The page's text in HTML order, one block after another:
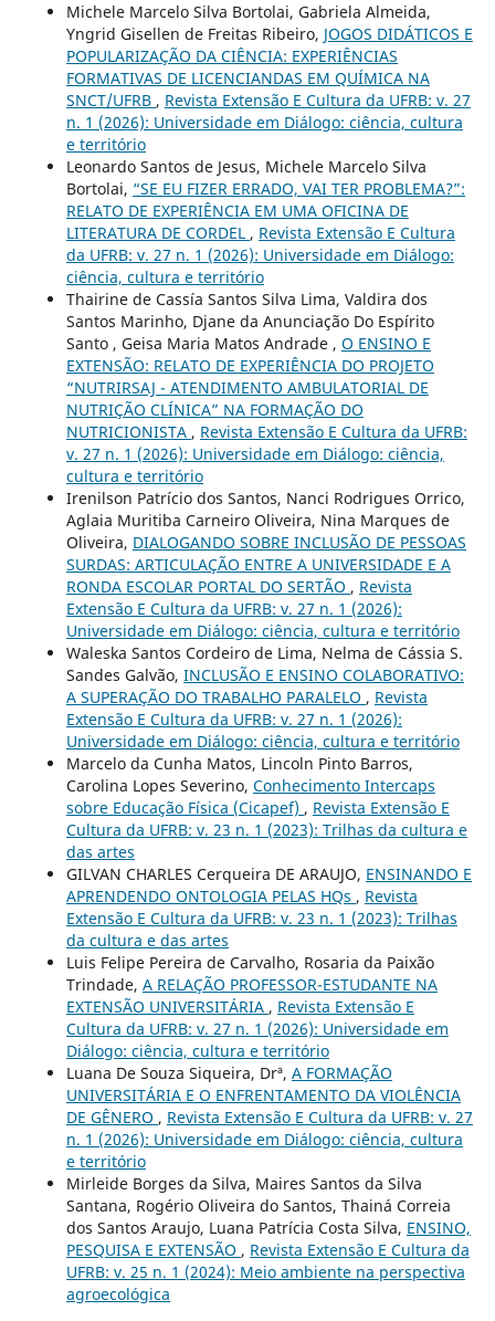
Michele Marcelo Silva Bortolai, Gabriela Almeida,
Yngrid Gisellen de Freitas Ribeiro, JOGOS DIDÁTICOS E
POPULARIZAÇÃO DA CIÊNCIA: EXPERIÊNCIAS
FORMATIVAS DE LICENCIANDAS EM QUÍMICA NA
SNCT/UFRB , Revista Extensão E Cultura da UFRB: v. 27
n. 1 (2026): Universidade em Diálogo: ciência, cultura
e território
Leonardo Santos de Jesus, Michele Marcelo Silva
Bortolai, “SE EU FIZER ERRADO, VAI TER PROBLEMA?”:
RELATO DE EXPERIÊNCIA EM UMA OFICINA DE
LITERATURA DE CORDEL , Revista Extensão E Cultura
da UFRB: v. 27 n. 1 (2026): Universidade em Diálogo:
ciência, cultura e território
Thairine de Cassía Santos Silva Lima, Valdira dos
Santos Marinho, Djane da Anunciação Do Espírito
Santo , Geisa Maria Matos Andrade , O ENSINO E
EXTENSÃO: RELATO DE EXPERIÊNCIA DO PROJETO
“NUTRIRSAJ - ATENDIMENTO AMBULATORIAL DE
NUTRIÇÃO CLÍNICA” NA FORMAÇÃO DO
NUTRICIONISTA , Revista Extensão E Cultura da UFRB:
v. 27 n. 1 (2026): Universidade em Diálogo: ciência,
cultura e território
Irenilson Patrício dos Santos, Nanci Rodrigues Orrico,
Aglaia Muritiba Carneiro Oliveira, Nina Marques de
Oliveira, DIALOGANDO SOBRE INCLUSÃO DE PESSOAS
SURDAS: ARTICULAÇÃO ENTRE A UNIVERSIDADE E A
RONDA ESCOLAR PORTAL DO SERTÃO , Revista
Extensão E Cultura da UFRB: v. 27 n. 1 (2026):
Universidade em Diálogo: ciência, cultura e território
Waleska Santos Cordeiro de Lima, Nelma de Cássia S.
Sandes Galvão, INCLUSÃO E ENSINO COLABORATIVO:
A SUPERAÇÃO DO TRABALHO PARALELO , Revista
Extensão E Cultura da UFRB: v. 27 n. 1 (2026):
Universidade em Diálogo: ciência, cultura e território
Marcelo da Cunha Matos, Lincoln Pinto Barros,
Carolina Lopes Severino, Conhecimento Intercaps
sobre Educação Física (Cicapef) , Revista Extensão E
Cultura da UFRB: v. 23 n. 1 (2023): Trilhas da cultura e
das artes
GILVAN CHARLES Cerqueira DE ARAUJO, ENSINANDO E
APRENDENDO ONTOLOGIA PELAS HQs , Revista
Extensão E Cultura da UFRB: v. 23 n. 1 (2023): Trilhas
da cultura e das artes
Luis Felipe Pereira de Carvalho, Rosaria da Paixão
Trindade, A RELAÇÃO PROFESSOR-ESTUDANTE NA
EXTENSÃO UNIVERSITÁRIA , Revista Extensão E
Cultura da UFRB: v. 27 n. 1 (2026): Universidade em
Diálogo: ciência, cultura e território
Luana De Souza Siqueira, Drª, A FORMAÇÃO
UNIVERSITÁRIA E O ENFRENTAMENTO DA VIOLÊNCIA
DE GÊNERO , Revista Extensão E Cultura da UFRB: v. 27
n. 1 (2026): Universidade em Diálogo: ciência, cultura
e território
Mirleide Borges da Silva, Maires Santos da Silva
Santana, Rogério Oliveira do Santos, Thainá Correia
dos Santos Araujo, Luana Patrícia Costa Silva, ENSINO,
PESQUISA E EXTENSÃO , Revista Extensão E Cultura da
UFRB: v. 25 n. 1 (2024): Meio ambiente na perspectiva
agroecológica